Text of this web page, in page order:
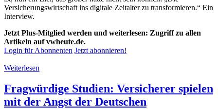
Versicherungswirtschaft ins digitale Zeitalter zu transformieren.“ Ein
Interview.
Jetzt Plus-Mitglied werden und weiterlesen: Zugriff zu allen
Artikeln auf vwheute.de.
Login für Abonnenten Jetzt abonnieren!
Weiterlesen
Fragwürdige Studien: Versicherer spielen
mit der Angst der Deutschen